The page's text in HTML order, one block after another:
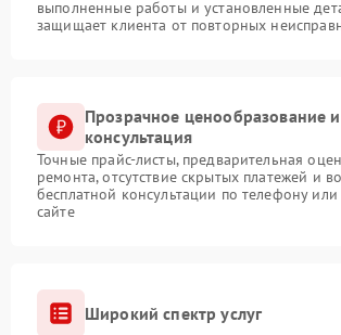
выполненные работы и установленные
защищает клиента от повторных
Прозрачное ценообразование
консультация
Точные прайс-листы, предварительная
ремонта, отсутствие скрытых платежей и
бесплатной консультации по телефону
сайте
Широкий спектр услуг